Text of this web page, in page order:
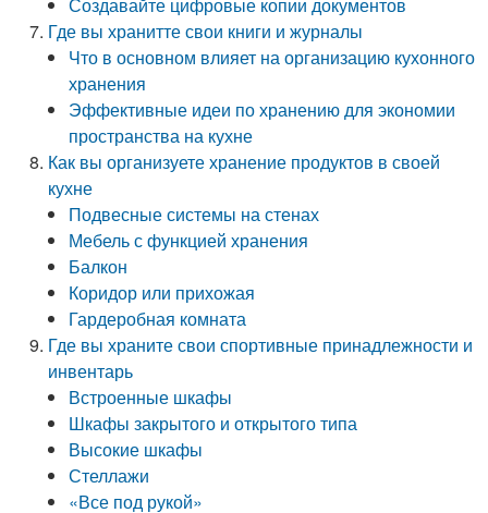
Где вы хранитте свои книги и журналы
Что в основном влияет на организацию кухонного
хранения
Эффективные идеи по хранению для экономии
пространства на кухне
Как вы организуете хранение продуктов в своей
кухне
Подвесные системы на стенах
Мебель с функцией хранения
Балкон
Коридор или прихожая
Гардеробная комната
Где вы храните свои спортивные принадлежности и
инвентарь
Встроенные шкафы
Шкафы закрытого и открытого типа
Высокие шкафы
Стеллажи
«Все под рукой»